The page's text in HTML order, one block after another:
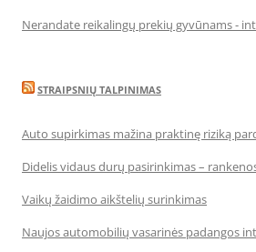
Nerandate reikalingų prekių gyvūnams -
STRAIPSNIŲ TALPINIMAS
Auto supirkimas mažina praktinę riziką
Didelis vidaus durų pasirinkimas –
Vaikų žaidimo aikštelių surinkimas
Naujos automobilių vasarinės padangos